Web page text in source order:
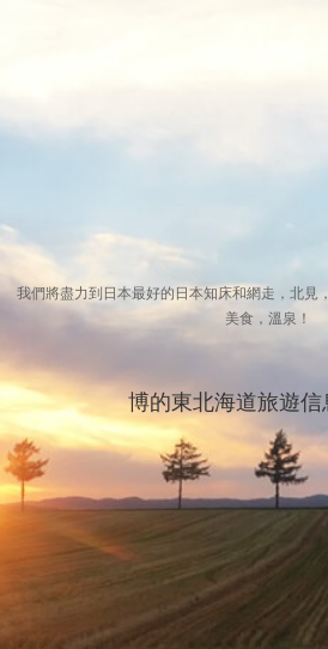
我們將盡力到日本最好的日本知床和網走，北見
美食，溫泉！
博的東北海道旅遊信